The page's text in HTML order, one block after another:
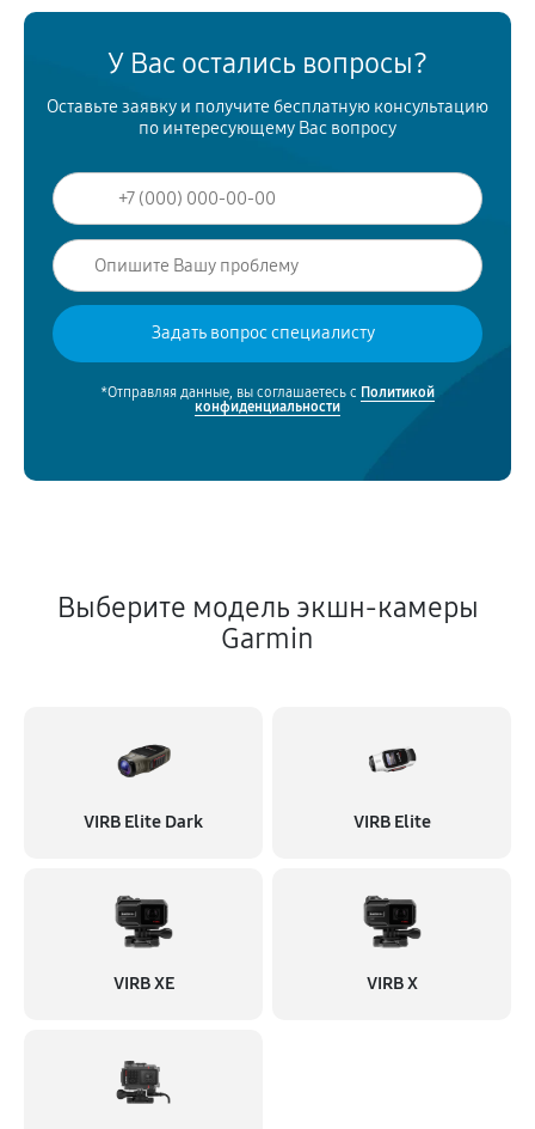
У Вас остались вопросы?
Оставьте заявку и получите бесплатную консультацию
по интересующему Вас вопросу
*Отправляя данные, вы соглашаетесь с Политикой
конфиденциальности
Выберите модель экшн-камеры
Garmin
VIRB Elite Dark VIRB Elite
VIRB XE VIRB X